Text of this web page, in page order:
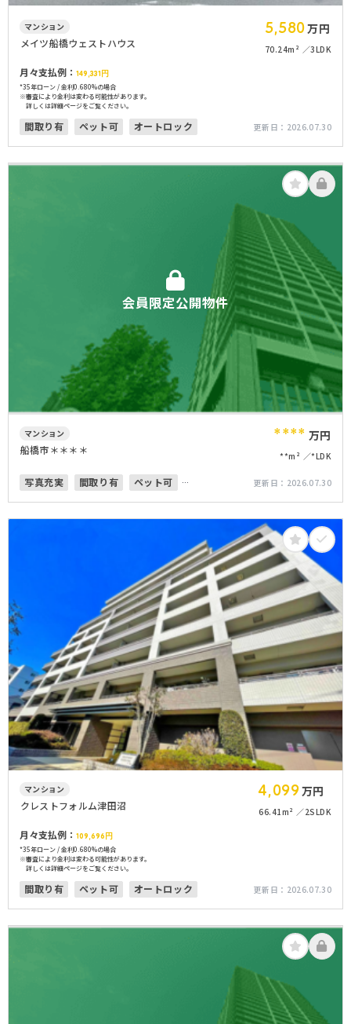
マンション
メイツ船橋ウェストハウス 5,580万円
70.24m² 3LDK
月々支払例： 149,331円
*35年ローン / 金利0.680%の場合
※審査により金利は変わる可能性があります。
詳しくは詳細ページをご覧ください。
間取り有 ペット可 オートロック 更新日： 2026.07.30
会員限定公開物件
マンション
船橋市＊＊＊＊ **** 万円
**m² *LDK
写真充実 間取り有
ペット可
更新日： 2026.07.30
マンション
クレストフォルム津田沼 4,099万円
66.41m² 2SLDK
月々支払例： 109,696円
*35年ローン / 金利0.680%の場合
※審査により金利は変わる可能性があります。
詳しくは詳細ページをご覧ください。
間取り有 ペット可 オートロック 更新日： 2026.07.30